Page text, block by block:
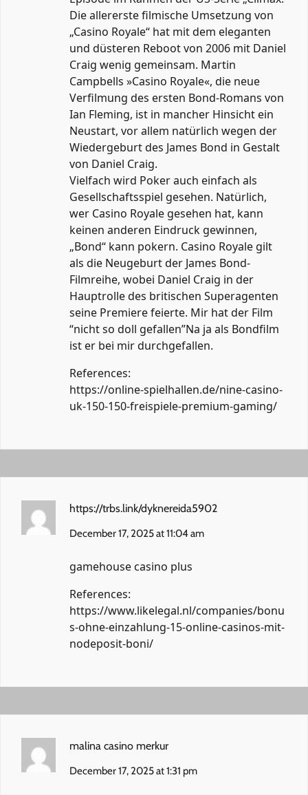
Die allererste filmische Umsetzung von
„Casino Royale“ hat mit dem eleganten
und düsteren Reboot von 2006 mit Daniel
Craig wenig gemeinsam. Martin
Campbells »Casino Royale«, die neue
Verfilmung des ersten Bond-Romans von
Ian Fleming, ist in mancher Hinsicht ein
Neustart, vor allem natürlich wegen der
Wiedergeburt des James Bond in Gestalt
von Daniel Craig.
Vielfach wird Poker auch einfach als
Gesellschaftsspiel gesehen. Natürlich,
wer Casino Royale gesehen hat, kann
keinen anderen Eindruck gewinnen,
„Bond“ kann pokern. Casino Royale gilt
als die Neugeburt der James Bond-
Filmreihe, wobei Daniel Craig in der
Hauptrolle des britischen Superagenten
seine Premiere feierte. Mir hat der Film
“nicht so doll gefallen”Na ja als Bondfilm
ist er bei mir durchgefallen.
References:
https://online-spielhallen.de/nine-casino-
uk-150-150-freispiele-premium-gaming/
https://trbs.link/dyknereida5902
December 17, 2025 at 11:04 am
gamehouse casino plus
References:
https://www.likelegal.nl/companies/bonu
s-ohne-einzahlung-15-online-casinos-mit-
nodeposit-boni/
malina casino merkur
December 17, 2025 at 1:31 pm